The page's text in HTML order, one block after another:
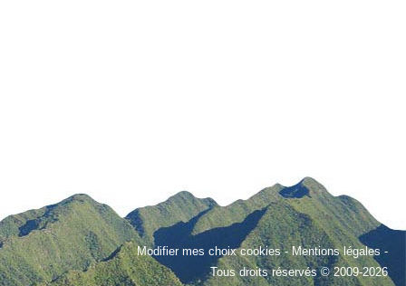
Modifier mes choix cookies-Mentions légales -
Tous droits réservés © 2009-2026